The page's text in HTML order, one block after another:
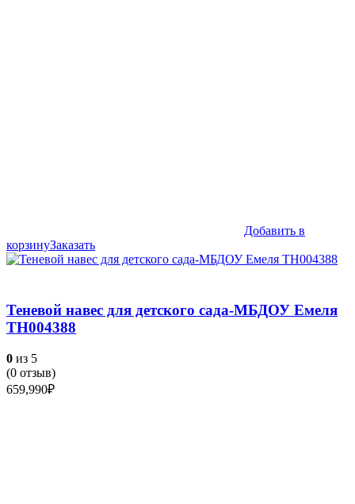
Добавить в
корзинуЗаказать
Теневой навес для детского сада-МБДОУ Емеля
ТН004388
0 из 5
(0 отзыв)
659,990₽